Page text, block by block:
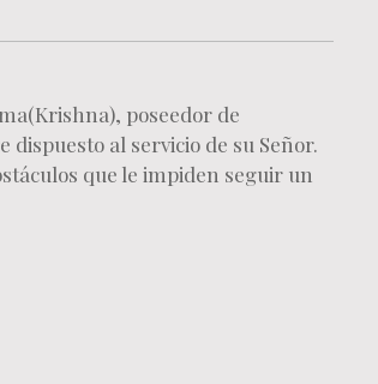
poseedor de
al servicio de su Señor.
que le impiden seguir un